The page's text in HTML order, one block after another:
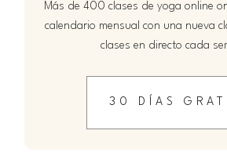
Más de 400 clases de yoga online
calendario mensual con una nueva
clases en directo cada
30 DÍAS